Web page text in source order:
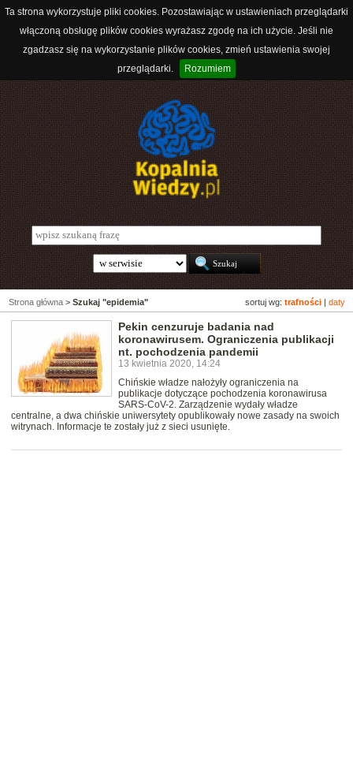
Ta strona wykorzystuje pliki cookies. Pozostawiając w ustawieniach przeglądarki
włączoną obsługę plików cookies wyrażasz zgodę na ich użycie. Jeśli nie
zgadzasz się na wykorzystanie plików cookies, zmień ustawienia swojej
przeglądarki.
Rozumiem
sortuj wg: trafności daty
Strona główna > Szukaj "epidemia"
Pekin cenzuruje badania nad
koronawirusem. Ograniczenia publikacji
nt. pochodzenia pandemii
13 kwietnia 2020, 14:24
Chińskie władze nałożyły ograniczenia na
publikacje dotyczące pochodzenia koronawirusa
SARS-CoV-2. Zarządzenie wydały władze
centralne, a dwa chińskie uniwersytety opublikowały nowe zasady na swoich
witrynach. Informacje te zostały już z sieci usunięte.